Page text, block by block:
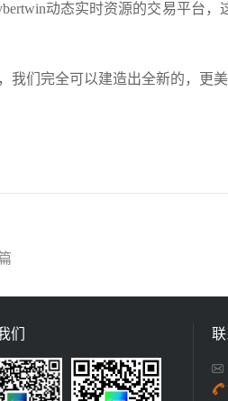
动态实时资源的交易平台，
们完全可以建造出全新的，更美
们 联